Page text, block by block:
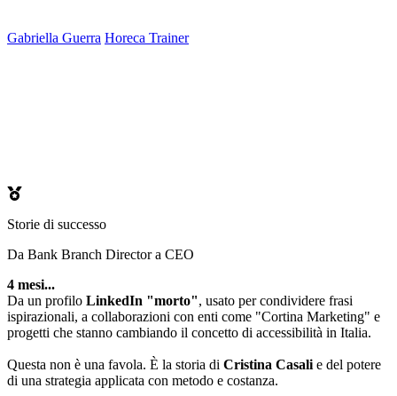
Gabriella Guerra Horeca Trainer
Storie di successo
Da Bank Branch Director a CEO
4 mesi...
Da un profilo LinkedIn "morto", usato per condividere frasi
ispirazionali, a collaborazioni con enti come "Cortina Marketing" e
progetti che stanno cambiando il concetto di accessibilità in Italia.
Questa non è una favola. È la storia di Cristina Casali e del potere
di una strategia applicata con metodo e costanza.